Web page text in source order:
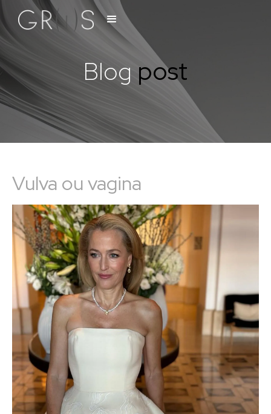
Blog post
Vulva ou vagina